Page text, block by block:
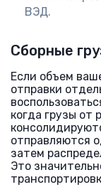
ВЭД.
Сборные
Если объем
отправки
когда грузы от
отправляются
затем
Это